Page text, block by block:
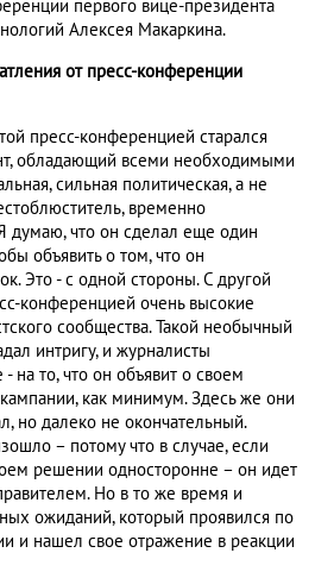
первого вице-президента
Алексея Макаркина.
от пресс-конференции
пресс-конференцией старался
обладающий всеми необходимыми
сильная политическая, а не
временно
думаю, что он сделал еще один
объявить о том, что он
Это - с одной стороны. С другой
конференцией очень высокие
сообщества. Такой необычный
интригу, и журналисты
на то, что он объявит о своем
как минимум. Здесь же они
но далеко не окончательный.
– потому что в случае, если
решении односторонне – он идет
Но в то же время и
ожиданий, который проявился по
и нашел свое отражение в реакции